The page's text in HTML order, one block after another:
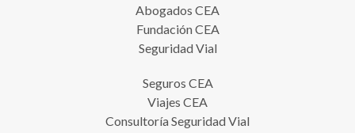
Abogados CEA
Fundación CEA
Seguridad Vial
Seguros CEA
Viajes CEA
Consultoría Seguridad Vial